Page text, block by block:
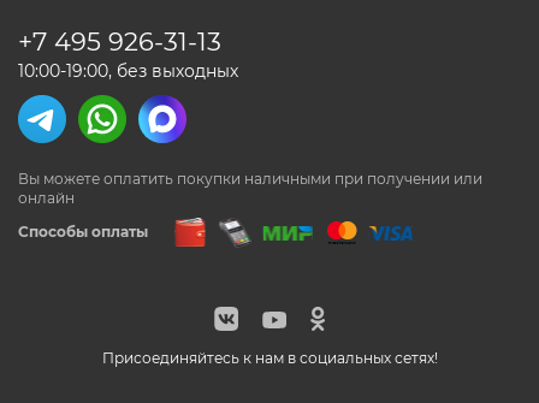
Присоединяйтесь к нам в социальных сетях!
Способы оплаты
Вы можете оплатить покупки наличными при получении или
онлайн
+7 495 926-31-13
10:00-19:00, без выходных